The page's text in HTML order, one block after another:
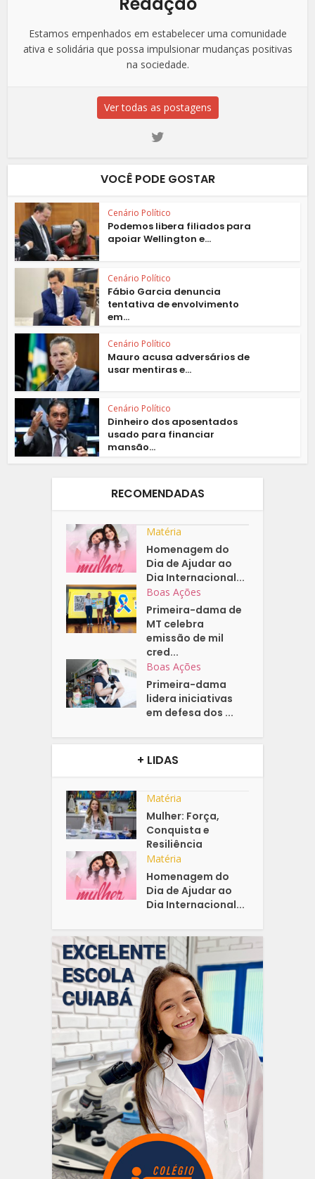
Estamos empenhados em estabelecer uma comunidade
ativa e solidária que possa impulsionar mudanças positivas
na sociedade.
Ver todas as postagens
VOCÊ PODE GOSTAR
Cenário Político
Podemos libera filiados para
apoiar Wellington e...
Cenário Político
Fábio Garcia denuncia
tentativa de envolvimento
em...
Cenário Político
Mauro acusa adversários de
usar mentiras e...
Cenário Político
Dinheiro dos aposentados
usado para financiar
mansão...
RECOMENDADAS
Matéria
Homenagem do
Dia de Ajudar ao
Dia Internacional...
Boas Ações
Primeira-dama de
MT celebra
emissão de mil
cred...
Boas Ações
Primeira-dama
lidera iniciativas
em defesa dos ...
+ LIDAS
Matéria
Mulher: Força,
Conquista e
Resiliência
Matéria
Homenagem do
Dia de Ajudar ao
Dia Internacional...